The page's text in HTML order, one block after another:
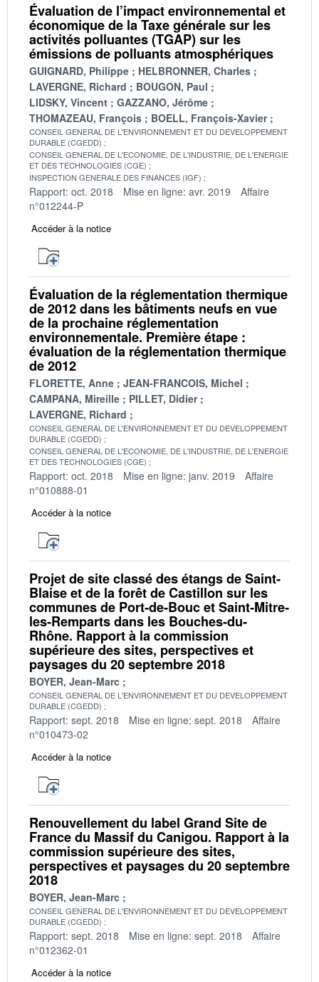
Évaluation de l’impact environnemental et
économique de la Taxe générale sur les
activités polluantes (TGAP) sur les
émissions de polluants atmosphériques
GUIGNARD, Philippe
HELBRONNER, Charles
LAVERGNE, Richard
BOUGON, Paul
LIDSKY, Vincent
GAZZANO, Jérôme
THOMAZEAU, François
BOELL, François-Xavier
CONSEIL GENERAL DE L'ENVIRONNEMENT ET DU DEVELOPPEMENT
DURABLE (CGEDD)
CONSEIL GENERAL DE L'ECONOMIE, DE L'INDUSTRIE, DE L'ENERGIE
ET DES TECHNOLOGIES (CGE)
INSPECTION GENERALE DES FINANCES (IGF)
Rapport: oct. 2018 Mise en ligne: avr. 2019
Affaire
n°012244-P
Accéder à la notice
Évaluation de la réglementation thermique
de 2012 dans les bâtiments neufs en vue
de la prochaine réglementation
environnementale. Première étape :
évaluation de la réglementation thermique
de 2012
FLORETTE, Anne
JEAN-FRANCOIS, Michel
CAMPANA, Mireille
PILLET, Didier
LAVERGNE, Richard
CONSEIL GENERAL DE L'ENVIRONNEMENT ET DU DEVELOPPEMENT
DURABLE (CGEDD)
CONSEIL GENERAL DE L'ECONOMIE, DE L'INDUSTRIE, DE L'ENERGIE
ET DES TECHNOLOGIES (CGE)
Rapport: oct. 2018 Mise en ligne: janv. 2019
Affaire
n°010888-01
Accéder à la notice
Projet de site classé des étangs de Saint‐
Blaise et de la forêt de Castillon sur les
communes de Port‐de‐Bouc et Saint‐Mitre‐
les‐Remparts dans les Bouches‐du‐
Rhône. Rapport à la commission
supérieure des sites, perspectives et
paysages du 20 septembre 2018
BOYER, Jean-Marc
CONSEIL GENERAL DE L'ENVIRONNEMENT ET DU DEVELOPPEMENT
DURABLE (CGEDD)
Rapport: sept. 2018 Mise en ligne: sept. 2018
Affaire
n°010473-02
Accéder à la notice
Renouvellement du label Grand Site de
France du Massif du Canigou. Rapport à la
commission supérieure des sites,
perspectives et paysages du 20 septembre
2018
BOYER, Jean-Marc
CONSEIL GENERAL DE L'ENVIRONNEMENT ET DU DEVELOPPEMENT
DURABLE (CGEDD)
Rapport: sept. 2018 Mise en ligne: sept. 2018
Affaire
n°012362-01
Accéder à la notice